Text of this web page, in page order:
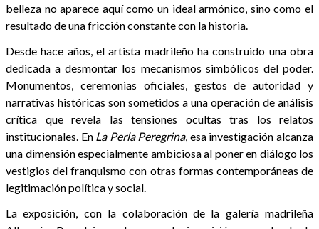
belleza no aparece aquí como un ideal armónico, sino como el
resultado de una fricción constante con la historia.
Desde hace años, el artista madrileño ha construido una obra
dedicada a desmontar los mecanismos simbólicos del poder.
Monumentos, ceremonias oficiales, gestos de autoridad y
narrativas históricas son sometidos a una operación de análisis
crítica que revela las tensiones ocultas tras los relatos
institucionales. En La Perla Peregrina, esa investigación alcanza
una dimensión especialmente ambiciosa al poner en diálogo los
vestigios del franquismo con otras formas contemporáneas de
legitimación política y social.
La exposición, con la colaboración de la galería madrileña